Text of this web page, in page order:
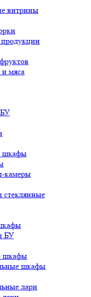
витрины
и мяса
шкафы
камеры
БУ
шкафы
шкафы
лари